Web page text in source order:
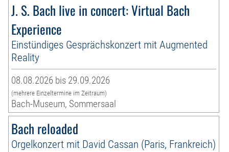
J. S. Bach live in concert: Virtual Bach
Experience
Einstündiges Gesprächskonzert mit Augmented
Reality
08.08.2026 bis 29.09.2026
(mehrere Einzeltermine im Zeitraum)
Bach-Museum, Sommersaal
Bach reloaded
Orgelkonzert mit David Cassan (Paris, Frankreich)